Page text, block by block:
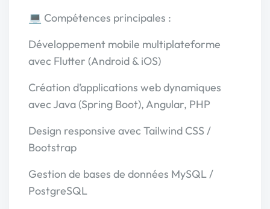
💻 Compétences principales :
Développement mobile multiplateforme
avec Flutter (Android & iOS)
Création d’applications web dynamiques
avec Java (Spring Boot), Angular, PHP
Design responsive avec Tailwind CSS /
Bootstrap
Gestion de bases de données MySQL /
PostgreSQL